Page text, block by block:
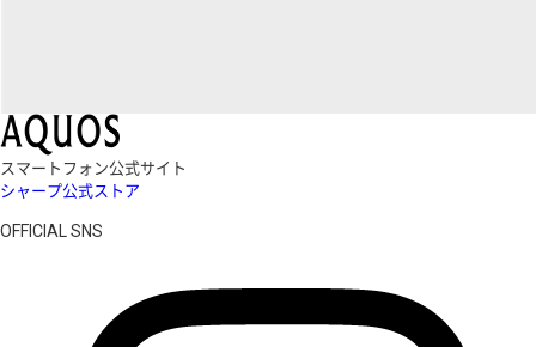
スマートフォン公式サイト
シャープ公式ストア
OFFICIAL SNS